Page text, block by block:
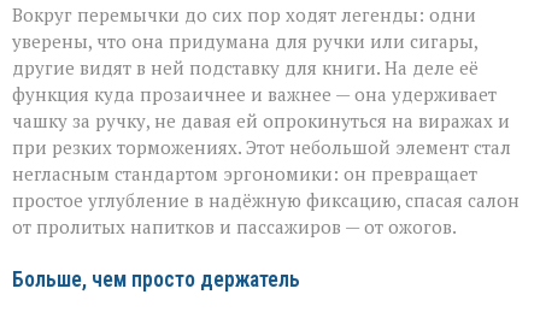
Вокруг перемычки до сих пор ходят легенды: одни
уверены, что она придумана для ручки или сигары,
другие видят в ней подставку для книги. На деле её
функция куда прозаичнее и важнее — она удерживает
чашку за ручку, не давая ей опрокинуться на виражах и
при резких торможениях. Этот небольшой элемент стал
негласным стандартом эргономики: он превращает
простое углубление в надёжную фиксацию, спасая салон
от пролитых напитков и пассажиров — от ожогов.
Больше, чем просто держатель